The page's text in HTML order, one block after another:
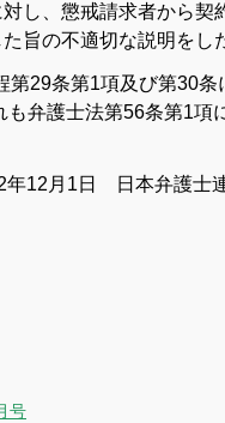
し、懲戒請求者から契
旨の不適切な説明をし
第29条第1項及び第30条
弁護士法第56条第1項
12月1日 日本弁護士
号